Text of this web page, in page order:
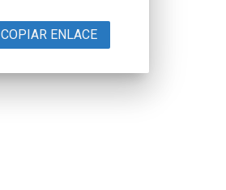
COPIAR ENLACE